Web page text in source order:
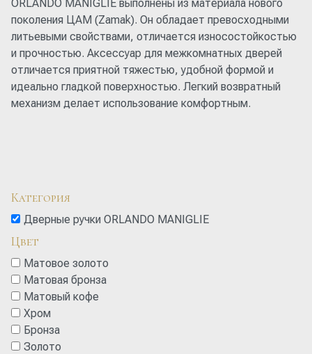
ORLANDO MANIGLIE выполнены из материала нового
поколения ЦАМ (Zamak). Он обладает превосходными
литьевыми свойствами, отличается износостойкостью
и прочностью. Аксессуар для межкомнатных дверей
отличается приятной тяжестью, удобной формой и
идеально гладкой поверхностью. Легкий возвратный
механизм делает использование комфортным.
Категория
Дверные ручки ORLANDO MANIGLIE
Цвет
Матовое золото
Матовая бронза
Матовый кофе
Хром
Бронза
Золото